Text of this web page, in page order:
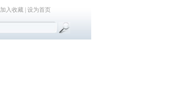
加入收藏 设为首页